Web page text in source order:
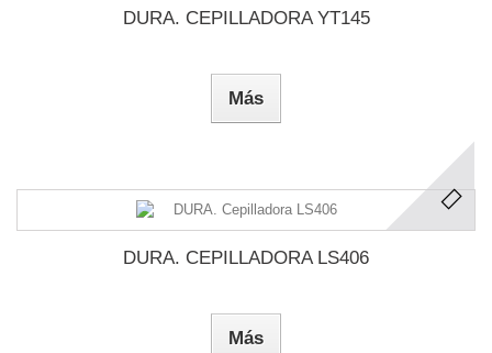
DURA. CEPILLADORA YT145
Más
DURA. CEPILLADORA LS406
Más